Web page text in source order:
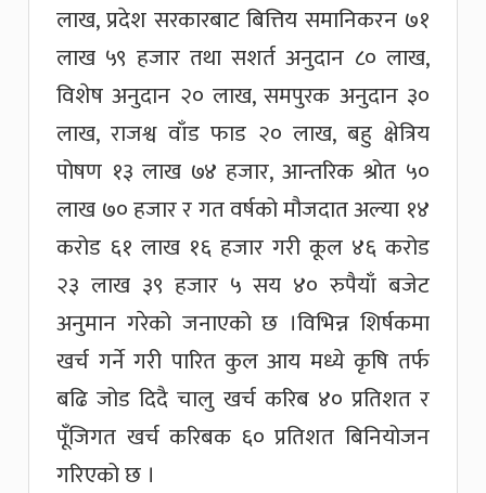
लाख, प्रदेश सरकारबाट बित्तिय समानिकरन ७१
लाख ५९ हजार तथा सशर्त अनुदान ८० लाख,
विशेष अनुदान २० लाख, समपुरक अनुदान ३०
लाख, राजश्व वाँड फाड २० लाख, बहु क्षेत्रिय
पोषण १३ लाख ७४ हजार, आन्तरिक श्रोत ५०
लाख ७० हजार र गत वर्षको मौजदात अल्या १४
करोड ६१ लाख १६ हजार गरी कूल ४६ करोड
२३ लाख ३९ हजार ५ सय ४० रुपैयाँ बजेट
अनुमान गरेको जनाएको छ ।विभिन्न शिर्षकमा
खर्च गर्ने गरी पारित कुल आय मध्ये कृषि तर्फ
बढि जोड दिदै चालु खर्च करिब ४० प्रतिशत र
पूँजिगत खर्च करिबक ६० प्रतिशत बिनियोजन
गरिएको छ ।